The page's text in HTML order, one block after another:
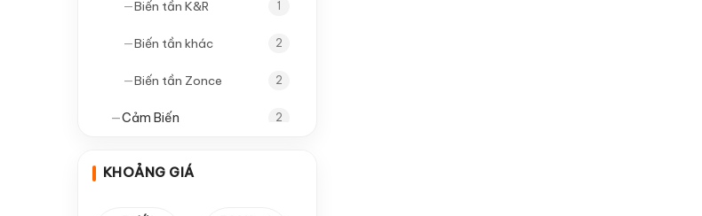
—Biến tần K&R 1
—Biến tần khác 2
—Biến tần Zonce 2
—Cảm Biến 2
KHOẢNG GIÁ